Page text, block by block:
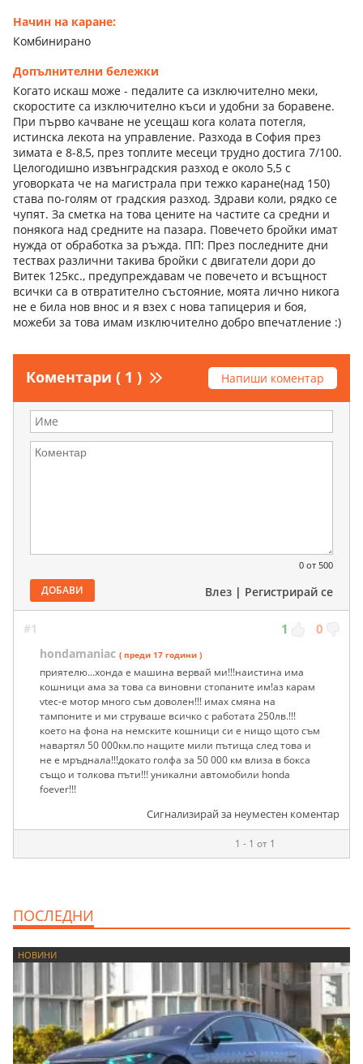
Начин на каране:
Комбинирано
Допълнителни бележки
Когато искаш може - педалите са изключително меки,
скоростите са изключително къси и удобни за боравене.
При първо качване не усещаш кога колата потегля,
истинска лекота на управление. Разхода в София през
зимата е 8-8,5, през топлите месеци трудно достига 7/100.
Целогодишно извънградския разход е около 5,5 с
уговорката че на магистрала при тежко каране(над 150)
става по-голям от градския разход. Здрави коли, рядко се
чупят. За сметка на това цените на частите са средни и
понякога над средните на пазара. Повечето бройки имат
нужда от обработка за ръжда. ПП: През последните дни
тествах различни такива бройки с двигатели дори до
Витек 125кс., предупреждавам че повечето и всъщност
всички са в отвратително състояние, моята лично никога
не е била нов внос и я взех с нова тапицерия и боя,
можеби за това имам изключително добро впечатление :)
Коментари ( 1 ) Напиши коментар
0 от 500
ДОБАВИ Влез | Регистрирай се
#1 1 0
hondamaniac ( преди 17 години )
приятелю...хонда е машина вервай ми!!!наистина има
кошници ама за това са виновни стопаните им!аз карам
vtec-e мотор много съм доволен!!! имах смяна на
тампоните и ми струваше всичко с работата 250лв.!!!
което на фона на немските кошници си е нищо щото съм
навартял 50 000км.по нащите мили пътища след това и
не е мръднала!!!докато голфа за 50 000 км влиза в бокса
също и толкова пъти!!! уникални автомобили honda
foever!!!
Сигнализирай за неуместен коментар
1 - 1 от 1
ПОСЛЕДНИ
НОВИНИ